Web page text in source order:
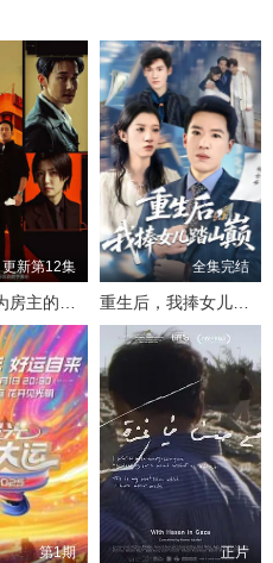
更新第12集
在韩国成为房主的方法
全集完结
重生后，我捧女儿踏山巅
第1期 正片